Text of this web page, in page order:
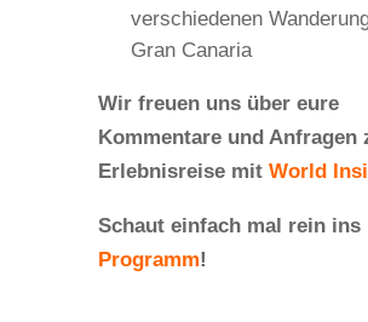
verschiedenen
Gran Canaria
Wir freuen uns über eure
Kommentare und Anfragen
Erlebnisreise mit World
Schaut einfach mal rein ins
Programm!